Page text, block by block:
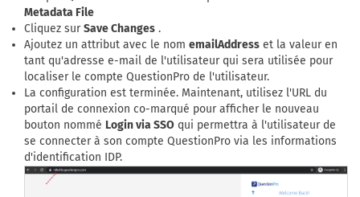
Metadata File
Cliquez surSave Changes .
Ajoutez un attribut avec le nom emailAddress et la valeur en
tant qu'adresse e-mail de l'utilisateur qui sera utilisée pour
localiser le compte QuestionPro de l'utilisateur.
La configuration est terminée. Maintenant, utilisez l'URL du
portail de connexion co-marqué pour afficher le nouveau
bouton nommé Login via SSO qui permettra à l'utilisateur de
se connecter à son compte QuestionPro via les informations
d'identification IDP.